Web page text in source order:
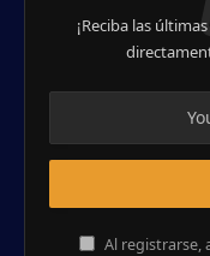
¡Reciba las
Al registrarse,